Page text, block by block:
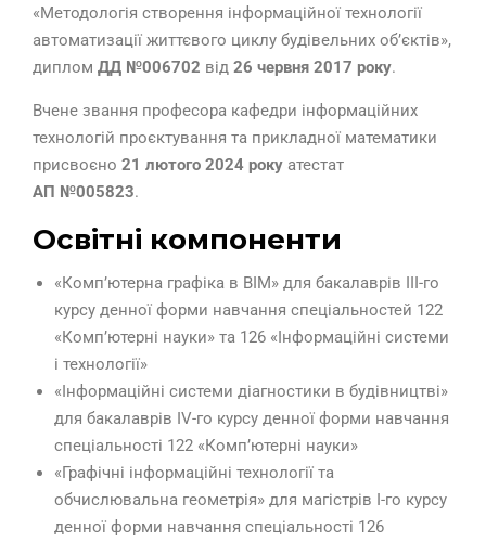
«Методологія створення інформаційної технології
автоматизації життєвого циклу будівельних об’єктів»,
диплом ДД №006702 від 26 червня 2017 року.
Вчене звання професора кафедри інформаційних
технологій проєктування та прикладної математики
присвоєно 21 лютого 2024 року атестат
АП №005823.
Освітні компоненти
«Комп’ютерна графіка в BIM» для бакалаврів ІІІ-го
курсу денної форми навчання спеціальностей 122
«Комп’ютерні науки» та 126 «Інформаційні системи
і технології»
«Інформаційні системи діагностики в будівництві»
для бакалаврів ІV-го курсу денної форми навчання
спеціальності 122 «Комп’ютерні науки»
«Графічні інформаційні технології та
обчислювальна геометрія» для магістрів І-го курсу
денної форми навчання спеціальності 126